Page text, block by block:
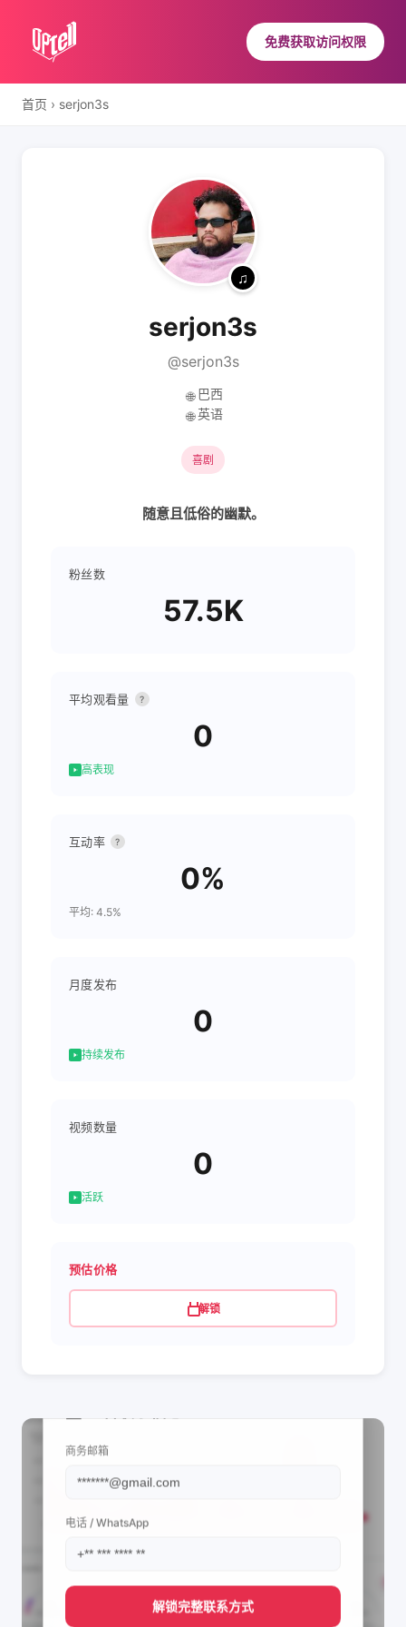
免费获取访问权限
首页 › serjon3s
serjon3s
@serjon3s
🌐 巴西
🌐 英语
喜剧
随意且低俗的幽默。
粉丝数
57.5K
平均观看量 ?
0
高表现
互动率 ?
0%
平均: 4.5%
月度发布
0
持续发布
视频数量
0
活跃
预估价格
解锁
商务邮箱
电话 / WhatsApp
解锁完整联系方式